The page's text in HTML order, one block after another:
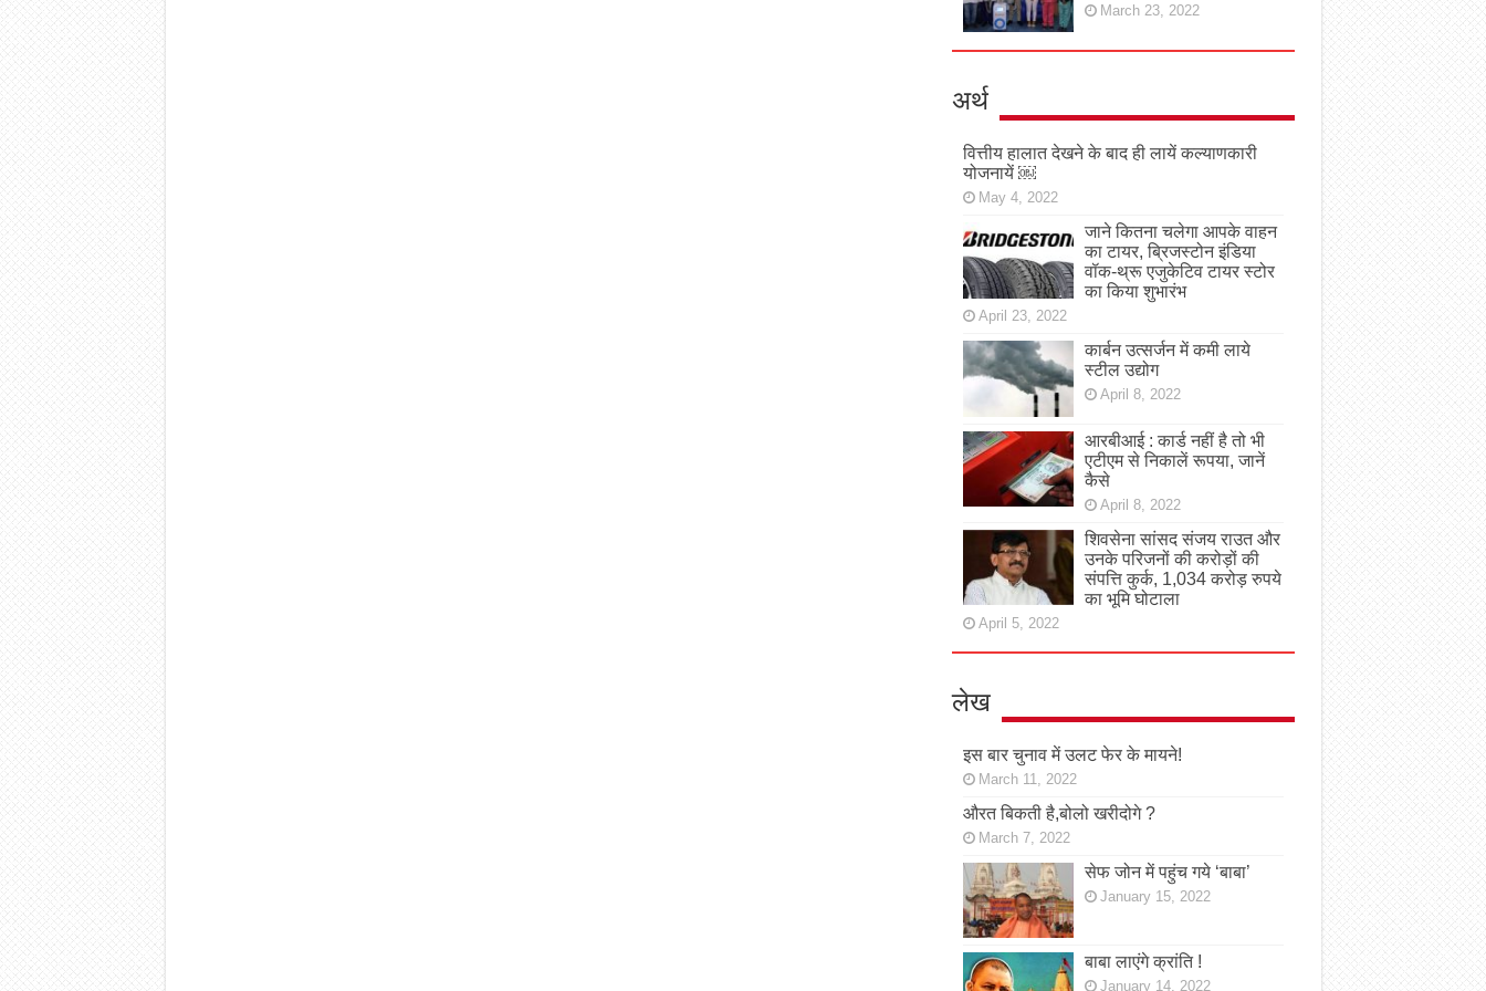
March 23, 2022
अर्थ
वित्तीय हालात देखने के बाद ही लायें कल्याणकारी
योजनायें ￼
May 4, 2022
जाने कितना चलेगा आपके वाहन
का टायर, ब्रिजस्टोन इंडिया
वॉक-थ्रू एजुकेटिव टायर स्टोर
का किया शुभारंभ
April 23, 2022
कार्बन उत्सर्जन में कमी लाये
स्टील उद्योग
April 8, 2022
आरबीआई : कार्ड नहीं है तो भी
एटीएम से निकालें रूपया, जानें
कैसे
April 8, 2022
शिवसेना सांसद संजय राउत और
उनके परिजनों की करोड़ों की
संपत्ति कुर्क, 1,034 करोड़ रुपये
का भूमि घोटाला
April 5, 2022
लेख
इस बार चुनाव में उलट फेर के मायने!
March 11, 2022
औरत बिकती है,बोलो खरीदोगे ?
March 7, 2022
सेफ जोन में पहुंच गये ‘बाबा’
January 15, 2022
बाबा लाएंगे क्रांति !
January 14, 2022